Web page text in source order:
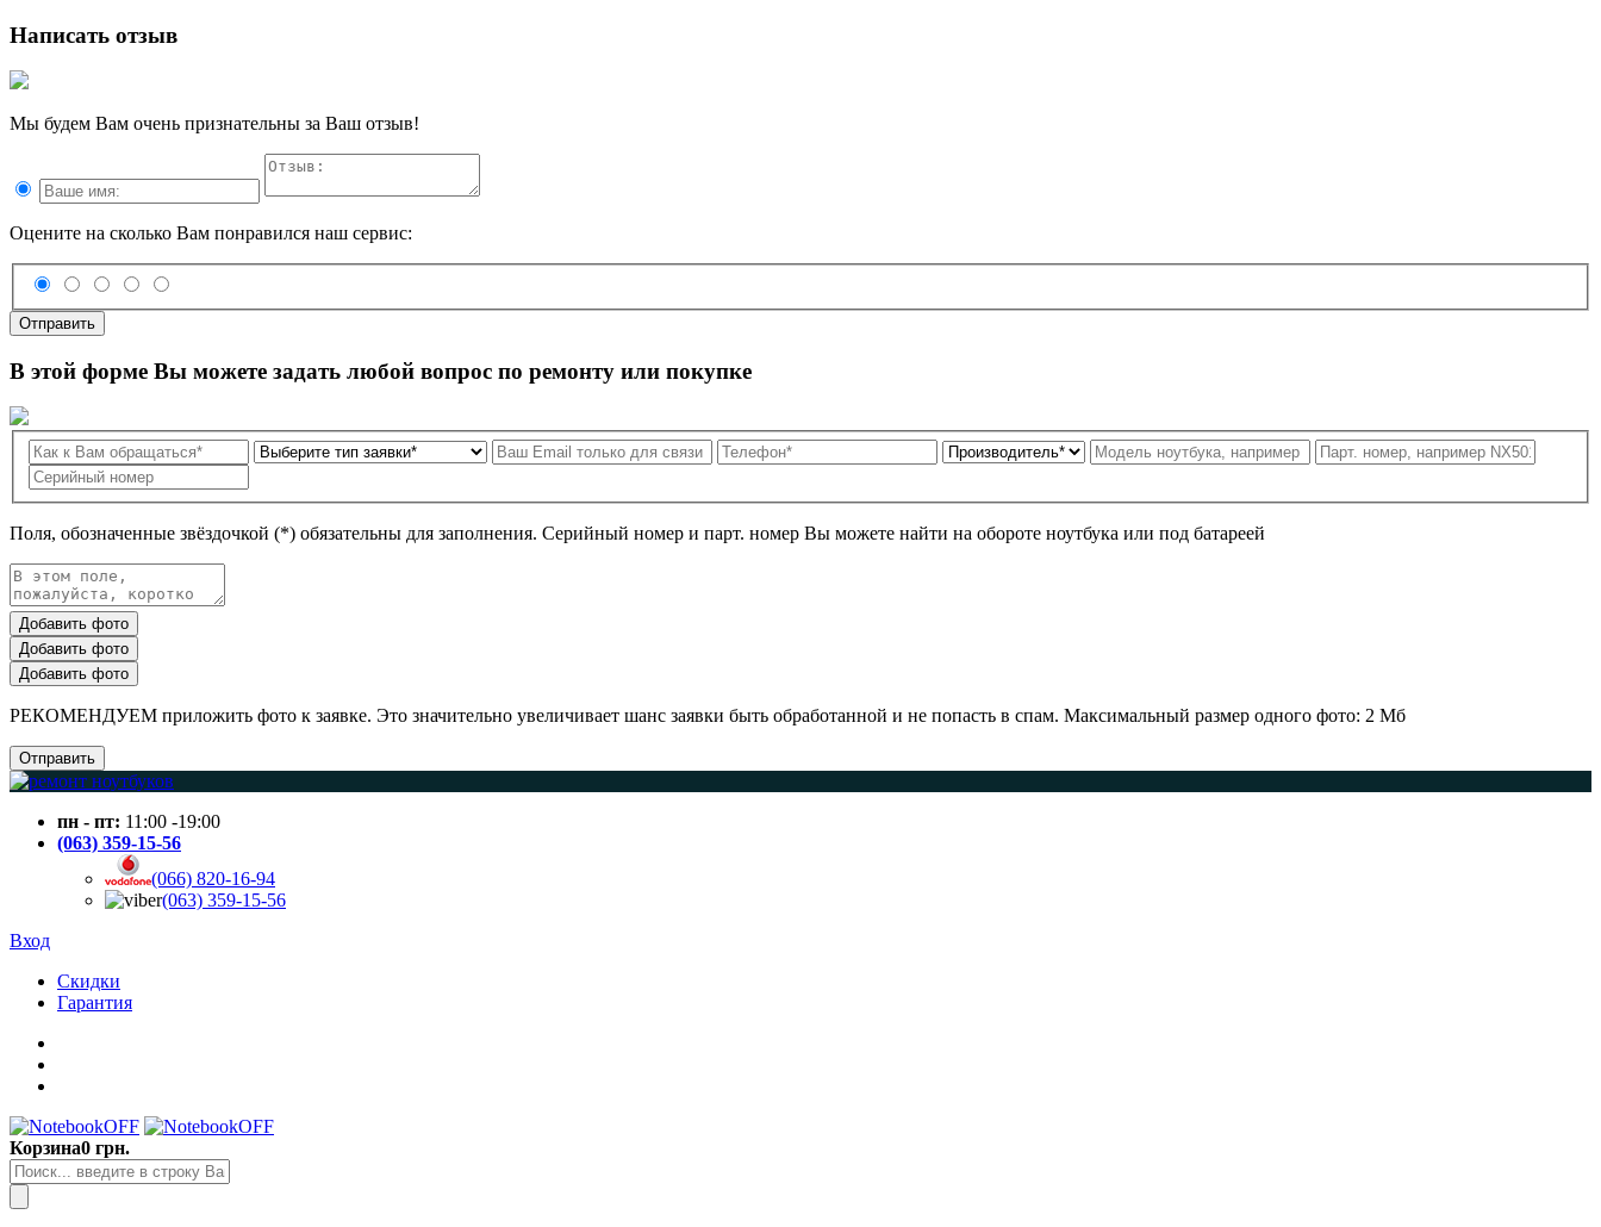
Написать отзыв
Мы будем Вам очень признательны за Ваш отзыв!
Оцените на сколько Вам понравился наш сервис:
Отправить
В этой форме Вы можете задать любой вопрос по ремонту или покупке
Поля, обозначенные звёздочкой (*) обязательны для заполнения. Серийный номер и парт. номер Вы можете найти на обороте ноутбука или под батареей
Добавить фото
Добавить фото
Добавить фото
РЕКОМЕНДУЕМ приложить фото к заявке. Это значительно увеличивает шанс заявки быть обработанной и не попасть в спам. Максимальный размер одного фото: 2 Мб
Отправить
пн - пт: 11:00 -19:00
(063) 359-15-56
(066) 820-16-94
(063) 359-15-56
Вход
Скидки
Гарантия
Корзина0 грн.